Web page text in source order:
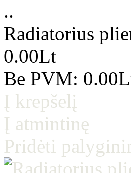
..
Radiatorius
0.00Lt
Be PVM:
Į krepšelį
Į atmintinę
Pridėti